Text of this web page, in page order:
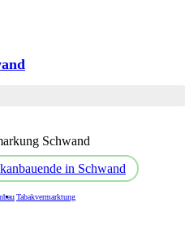
Schwand
in Schwand
Tabakvermarktung